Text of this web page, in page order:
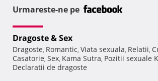
Urmareste-ne pe
Dragoste & Sex
Dragoste, Romantic, Viata sexuala, Relatii,
Casatorie, Sex, Kama Sutra, Pozitii sexuale
Declaratii de dragoste